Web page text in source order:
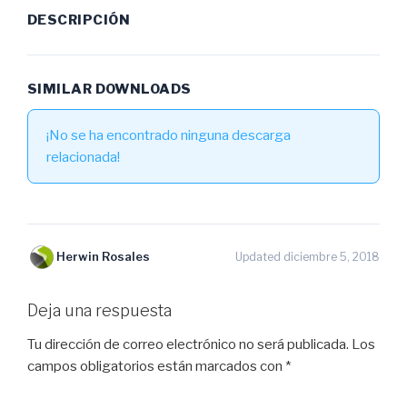
DESCRIPCIÓN
SIMILAR DOWNLOADS
¡No se ha encontrado ninguna descarga
relacionada!
Herwin Rosales Updated diciembre 5, 2018
Deja una respuesta
Tu dirección de correo electrónico no será publicada. Los
campos obligatorios están marcados con *